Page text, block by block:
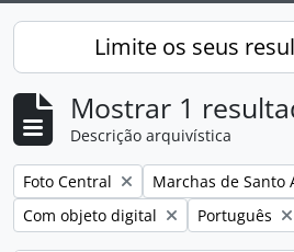
Limite os seus
Mostrar 1
Descrição arquivística
Remover filtro:
Foto Central Remover filtro:
Marchas de Santo
Remover filtro:
Com objeto digital Remover filtro:
Português